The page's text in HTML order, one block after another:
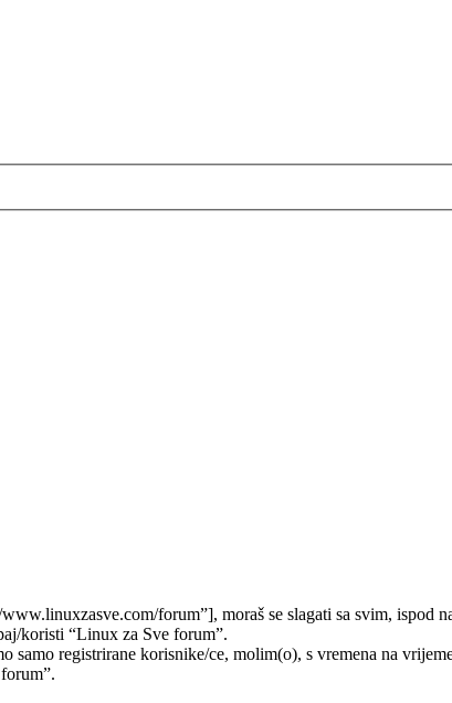
forum”], moraš se slagati sa svim, ispod
koristi “Linux za Sve forum”.
registrirane korisnike/ce, molim(o), s vremena na